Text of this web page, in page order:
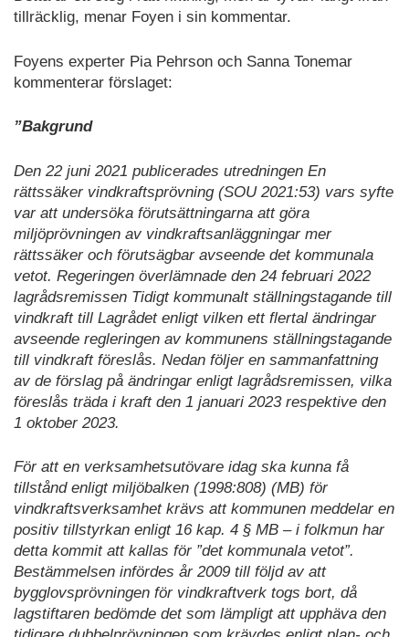
tillräcklig, menar Foyen i sin kommentar.
Foyens experter Pia Pehrson och Sanna Tonemar
kommenterar förslaget:
”Bakgrund
Den 22 juni 2021 publicerades utredningen En
rättssäker vindkraftsprövning (SOU 2021:53) vars syfte
var att undersöka förutsättningarna att göra
miljöprövningen av vindkraftsanläggningar mer
rättssäker och förutsägbar avseende det kommunala
vetot. Regeringen överlämnade den 24 februari 2022
lagrådsremissen Tidigt kommunalt ställningstagande till
vindkraft till Lagrådet enligt vilken ett flertal ändringar
avseende regleringen av kommunens ställningstagande
till vindkraft föreslås. Nedan följer en sammanfattning
av de förslag på ändringar enligt lagrådsremissen, vilka
föreslås träda i kraft den 1 januari 2023 respektive den
1 oktober 2023.
För att en verksamhetsutövare idag ska kunna få
tillstånd enligt miljöbalken (1998:808) (MB) för
vindkraftsverksamhet krävs att kommunen meddelar en
positiv tillstyrkan enligt 16 kap. 4 § MB – i folkmun har
detta kommit att kallas för ”det kommunala vetot”.
Bestämmelsen infördes år 2009 till följd av att
bygglovsprövningen för vindkraftverk togs bort, då
lagstiftaren bedömde det som lämpligt att upphäva den